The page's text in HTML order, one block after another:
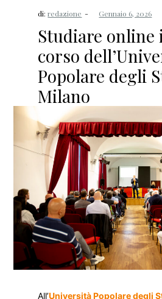
di:redazione
Studiare online
corso
Popolare degli
Milano
All’Università Popolare degli